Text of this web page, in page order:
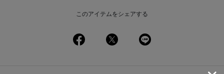
このアイテムをシェアする